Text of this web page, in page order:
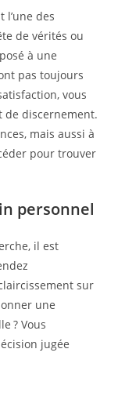
l’une des
de vérités ou
à une
pas toujours
vous
de discernement.
mais aussi à
pour trouver
personnel
il est
sur
une
? Vous
jugée